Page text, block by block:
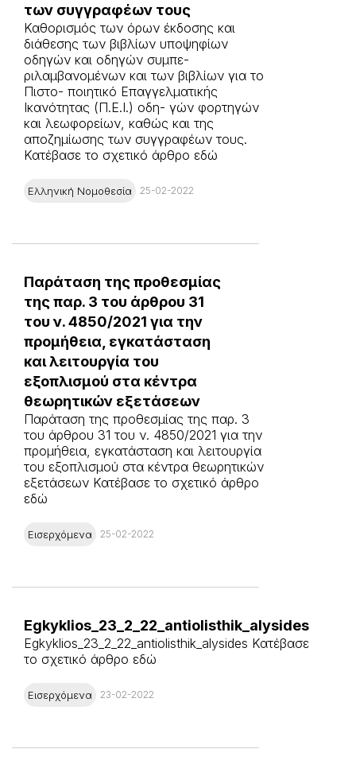
των συγγραφέων τους
Καθορισμός των όρων έκδοσης και
διάθεσης των βιβλίων υποψηφίων
οδηγών και οδηγών συμπε-
ριλαμβανομένων και των βιβλίων για το
Πιστο- ποιητικό Επαγγελματικής
Ικανότητας (Π.Ε.Ι.) οδη- γών φορτηγών
και λεωφορείων, καθώς και της
αποζημίωσης των συγγραφέων τους.
Κατέβασε το σχετικό άρθρο εδώ
Ελληνική Νομοθεσία 25-02-2022
Παράταση της προθεσμίας
της παρ. 3 του άρθρου 31
του ν. 4850/2021 για την
προμήθεια, εγκατάσταση
και λειτουργία του
εξοπλισμού στα κέντρα
θεωρητικών εξετάσεων
Παράταση της προθεσμίας της παρ. 3
του άρθρου 31 του ν. 4850/2021 για την
προμήθεια, εγκατάσταση και λειτουργία
του εξοπλισμού στα κέντρα θεωρητικών
εξετάσεων Κατέβασε το σχετικό άρθρο
εδώ
Εισερχόμενα 25-02-2022
Egkyklios_23_2_22_antiolisthik_alysides
Egkyklios_23_2_22_antiolisthik_alysides Κατέβασε
το σχετικό άρθρο εδώ
Εισερχόμενα 23-02-2022